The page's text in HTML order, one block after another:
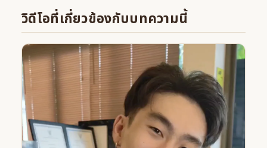
วิดีโอที่เกี่ยวข้องกับบทความนี้